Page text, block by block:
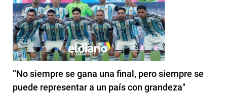
“No siempre se gana una final, pero siempre se
puede representar a un país con grandeza"